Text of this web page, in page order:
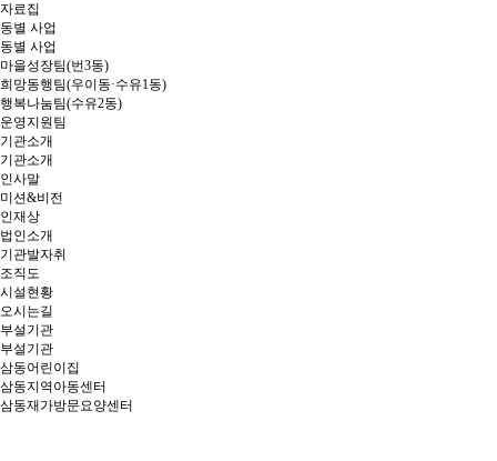
자료집
동별 사업
동별 사업
마을성장팀(번3동)
희망동행팀(우이동·수유1동)
행복나눔팀(수유2동)
운영지원팀
기관소개
기관소개
인사말
미션&비전
인재상
법인소개
기관발자취
조직도
시설현황
오시는길
부설기관
부설기관
삼동어린이집
삼동지역아동센터
삼동재가방문요양센터